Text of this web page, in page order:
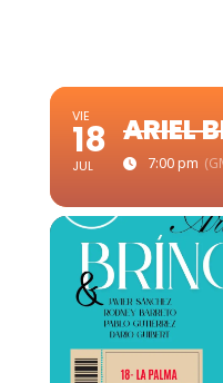
VIE
18
JUL
ARIEL
7:00 pm